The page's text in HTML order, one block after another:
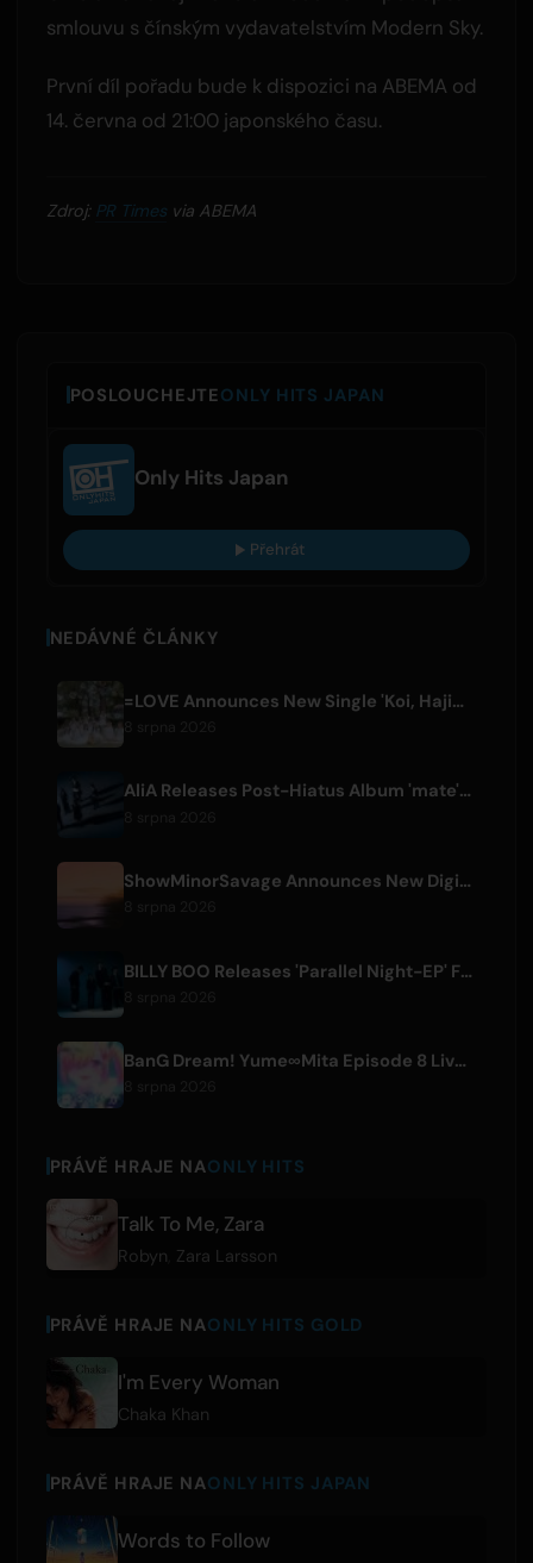
smlouvu s čínským vydavatelstvím Modern Sky.
První díl pořadu bude k dispozici na ABEMA od
14. června od 21:00 japonského času.
Zdroj: PR Timesvia ABEMA
POSLOUCHEJTEONLY HITS JAPAN
Only Hits Japan
Přehrát
NEDÁVNÉ ČLÁNKY
=LOVE Announces New Single 'Koi, Hajimemashita.' and Tokyo Dome Concerts
AliA Releases Post-Hiatus Album 'mate', Announces Tokyo Live
ShowMinorSavage Announces New Digital Single 'Gradation'
BILLY BOO Releases 'Parallel Night-EP' Featuring TV Drama Theme Song
BanG Dream! Yume∞Mita Episode 8 Live Clip Released
PRÁVĚ HRAJE NAONLY HITS
Talk To Me, Zara
Robyn Zara Larsson
PRÁVĚ HRAJE NAONLY HITS GOLD
I'm Every Woman
Chaka Khan
PRÁVĚ HRAJE NAONLY HITS JAPAN
Words to Follow